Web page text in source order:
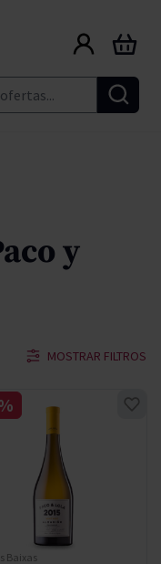
Carrito
y
MOSTRAR FILTROS
Baixas